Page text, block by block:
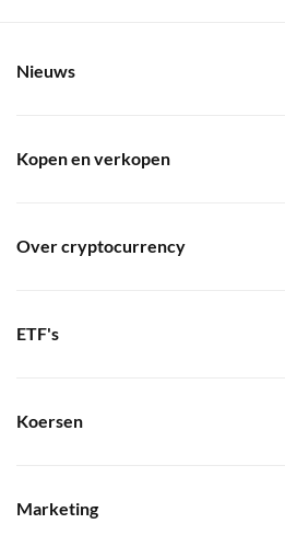
Nieuws
Kopen en verkopen
Over cryptocurrency
ETF's
Koersen
Marketing